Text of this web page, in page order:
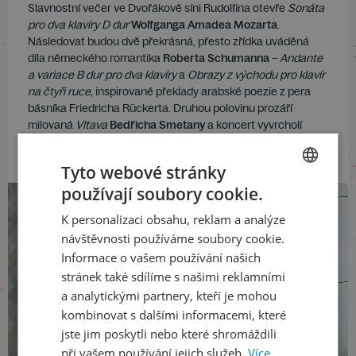
Slavnostní večer ve Dvořákově síni Rudolfina otevře Sonáta
pro dva klavíry D durWolfganga Amadea Mozarta.
Následovat budou dvě překrásná, přesto zřídka uváděná
díla německého romantika Roberta Schumanna–Andante
a variace B dur pro dva klavírya Obrazy z východu pro klavír
na čtyři ruce, inspirované překlady arabské poezie z pera
básníka Friedricha Rückerta. Druhou polovinu prozáří
milovaná Vltava Bedřicha Smetanya koncert vyvrcholí
ENGLISH
Tyto webové stránky
používají soubory cookie.
K personalizaci obsahu, reklam a analýze
návštěvnosti používáme soubory cookie.
Informace o vašem používání našich
stránek také sdílíme s našimi reklamními
a analytickými partnery, kteří je mohou
kombinovat s dalšími informacemi, které
jste jim poskytli nebo které shromáždili
při vašem používání jejich služeb. Více